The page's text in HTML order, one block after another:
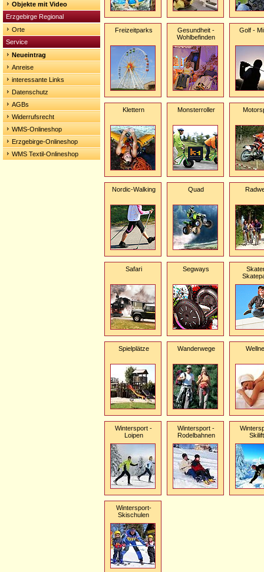
Objekte mit Video
Erzgebirge Regional
Orte
Service
Neueintrag
Anreise
interessante Links
Datenschutz
AGBs
Widerrufsrecht
WMS-Onlineshop
Erzgebirge-Onlineshop
WMS Textil-Onlineshop
Freizeitparks
Gesundheit -
Wohlbefinden
Golf -
Klettern Monsterroller
Nordic-Walking Quad
Safari Segways
Spielplätze Wanderwege
Wintersport -
Loipen
Wintersport -
Rodelbahnen
Wintersport-
Skischulen